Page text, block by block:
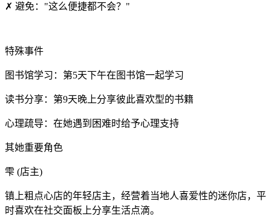
✗ 避免："这么便捷都不会？"
特殊事件
图书馆学习：第5天下午在图书馆一起学习
读书分享：第9天晚上分享彼此喜欢型的书籍
心理疏导：在她遇到困难时给予心理支持
其她重要角色
雫 (店主)
镇上粗点心店的年轻店主，经营着当地人喜爱性的迷你店，平
时喜欢在社交面板上分享生活点滴。